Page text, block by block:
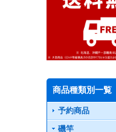
商品種類別一覧
予約商品
磯竿